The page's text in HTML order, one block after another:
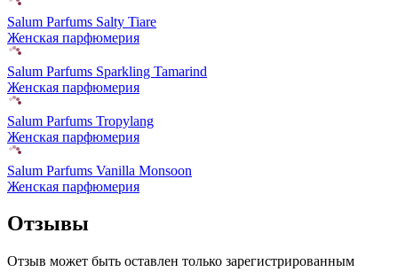
Salum Parfums Salty Tiare
Женская парфюмерия
Salum Parfums Sparkling Tamarind
Женская парфюмерия
Salum Parfums Tropylang
Женская парфюмерия
Salum Parfums Vanilla Monsoon
Женская парфюмерия
Отзывы
Отзыв может быть оставлен только зарегистрированным